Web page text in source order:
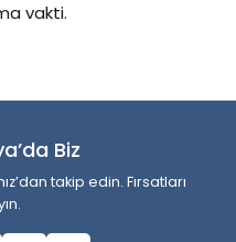
vakti.
Biz
takip edin. Fırsatları